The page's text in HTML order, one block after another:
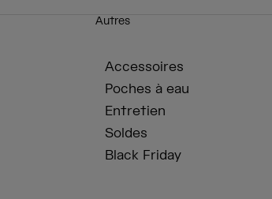
Autres
Accessoires
Poches à eau
Entretien
Soldes
Black Friday